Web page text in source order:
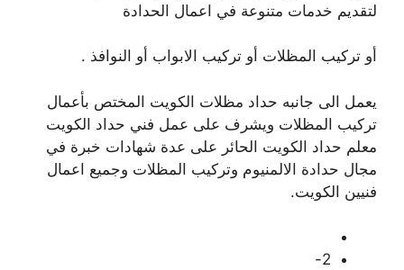
لتقديم خدمات متنوعة في اعمال الحدادة
أو تركيب المظلات أو تركيب الابواب أو النوافذ .
يعمل الى جانبه حداد مظلات الكويت المختص بأعمال
تركيب المظلات ويشرف على عمل فني حداد الكويت
معلم حداد الكويت الحائر على عدة شهادات خبرة في
مجال حدادة الالمنيوم وتركيب المظلات وجميع اعمال
فنيين الكويت.
2-